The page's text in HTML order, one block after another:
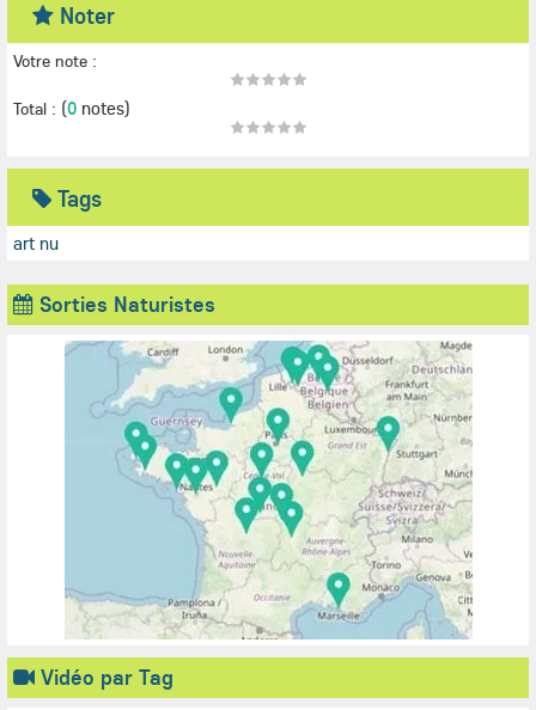
Noter
Votre note :
Total : (0 notes)
Tags
art nu
Sorties Naturistes
Vidéo par Tag